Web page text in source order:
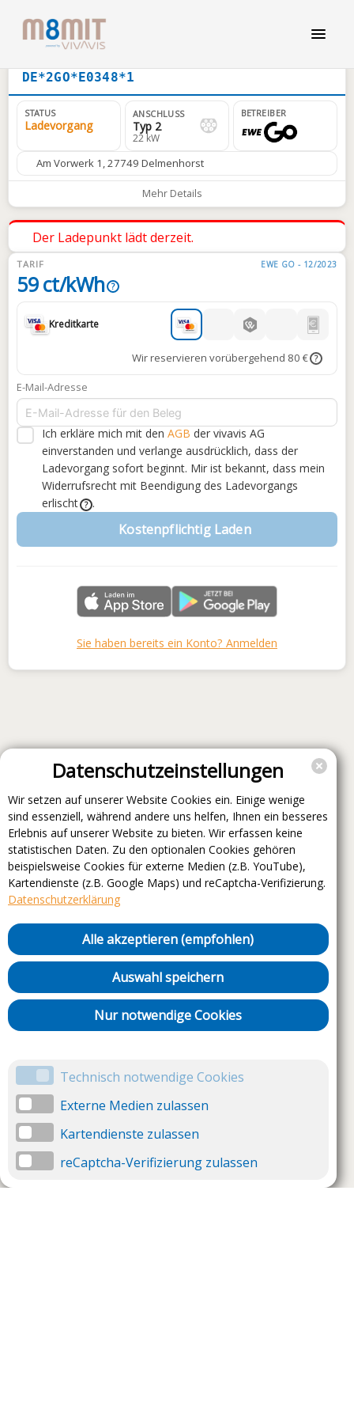
DE*2GO*E0348*1
STATUS
Ladevorgang
ANSCHLUSS
Typ 2
22 kW
BETREIBER
Am Vorwerk 1, 27749 Delmenhorst
Mehr Details
Der Ladepunkt lädt derzeit.
TARIF EWE GO - 12/2023
59 ct/kWh ?
Kreditkarte
Wir reservieren vorübergehend 80 € ?
E-Mail-Adresse
Ich erkläre mich mit den AGB der vivavis AG
einverstanden und verlange ausdrücklich, dass der
Ladevorgang sofort beginnt. Mir ist bekannt, dass mein
Widerrufsrecht mit Beendigung des Ladevorgangs
erlischt
? .
Kostenpflichtig Laden
Sie haben bereits ein Konto? Anmelden
Datenschutzeinstellungen
Wir setzen auf unserer Website Cookies ein. Einige wenige
sind essenziell, während andere uns helfen, Ihnen ein besseres
Erlebnis auf unserer Website zu bieten. Wir erfassen keine
statistischen Daten. Zu den optionalen Cookies gehören
beispielsweise Cookies für externe Medien (z.B. YouTube),
Kartendienste (z.B. Google Maps) und reCaptcha-Verifizierung.
Datenschutzerklärung
Alle akzeptieren (empfohlen)
Auswahl speichern
Nur notwendige Cookies
Technisch notwendige Cookies
Externe Medien zulassen
Kartendienste zulassen
reCaptcha-Verifizierung zulassen